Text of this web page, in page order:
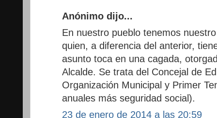
Anónimo dijo...
En nuestro pueblo tenemos
quien, a diferencia del anterior,
asunto toca en una cagada,
Alcalde. Se trata del Concejal de
Organización Municipal y Primer
anuales más seguridad social).
23 de enero de 2014 a las 20:59